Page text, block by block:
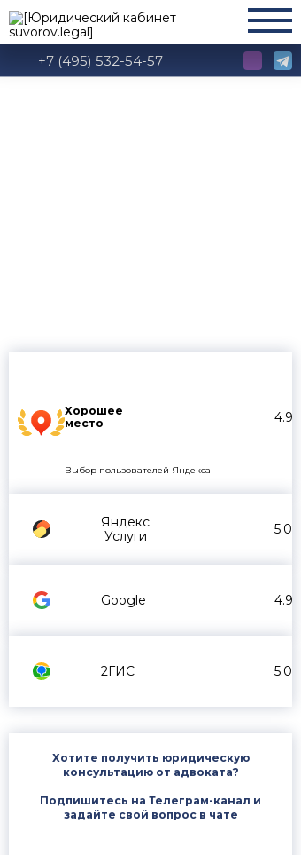
+7 (495) 532-54-57
Хорошее
место
4.9
Выбор пользователей Яндекса
Яндекс
Услуги
5.0
Google 4.9
2ГИС 5.0
Хотите получить юридическую
консультацию от адвоката?
Подпишитесь на Телеграм-канал и
задайте свой вопрос в чате